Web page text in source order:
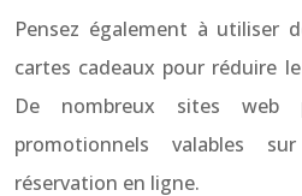
Pensez également à utiliser
cartes cadeaux pour réduire
De nombreux sites web
promotionnels valables
réservation en ligne.